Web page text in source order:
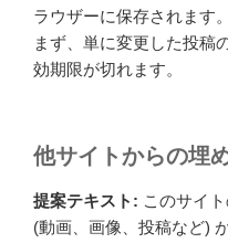
ラウザーに保存されます
まず、単に変更した投稿
効期限が切れます。
他サイトからの埋
提案テキスト: このサイ
(動画、画像、投稿など)